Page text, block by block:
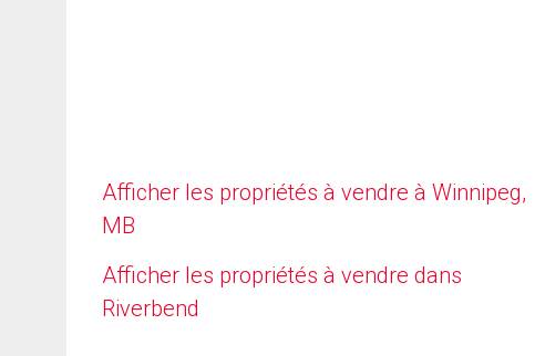
Afficher les propriétés à vendre à Winnipeg,
MB
Afficher les propriétés à vendre dans
Riverbend